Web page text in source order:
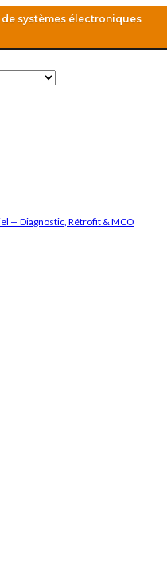
systèmes électroniques
— Diagnostic, Rétrofit & MCO